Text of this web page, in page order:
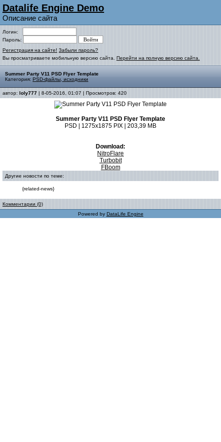
Datalife Engine Demo
Описание сайта
Логин:
Пароль:
Регистрация на сайте! Забыли пароль?
Вы просматриваете мобильную версию сайта. Перейти на полную версию сайта.
Summer Party V11 PSD Flyer Template
Категория: PSD-файлы, исходники
автор: loly777 | 8-05-2016, 01:07 | Просмотров: 420
Summer Party V11 PSD Flyer Template
PSD | 1275x1875 PIX | 203,39 MB
Download:
NitroFlare
Turbobit
FBoom
Другие новости по теме:
{related-news}
Комментарии (0)
Powered by DataLife Engine